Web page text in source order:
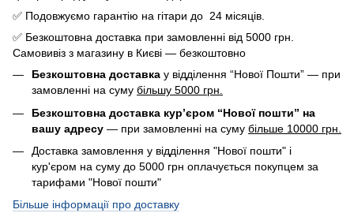
✅ Подовжуємо гарантію на гітари до 24 місяців.
✅ Безкоштовна доставка при замовленні від 5000 грн.
Самовивіз з магазину в Києві — безкоштовно
Безкоштовна доставка у відділення “Нової Пошти” — при
замовленні на суму більшу 5000 грн.
Безкоштовна доставка кур’єром “Нової пошти” на
вашу адресу — при замовленні на суму більше 10000 грн.
Доставка замовлення у відділення "Нової пошти" і
кур'єром на суму до 5000 грн оплачується покупцем за
тарифами "Нової пошти"
Більше інформації про доставку